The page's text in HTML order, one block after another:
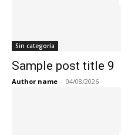
Sin categoría
Sample post title 9
Author name - 04/08/2026